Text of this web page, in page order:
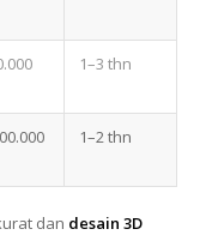
1–3 thn
1–2 thn
dan desain 3D